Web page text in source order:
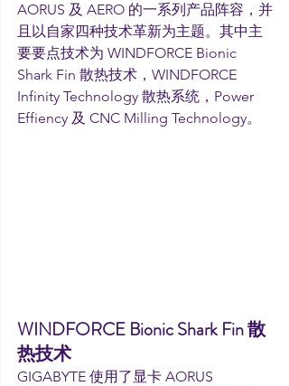
AORUS 及 AERO 的一系列产品阵容，并
且以自家四种技术革新为主题。其中主
要要点技术为 WINDFORCE Bionic
Shark Fin 散热技术，WINDFORCE
Infinity Technology 散热系统，Power
Effiency 及 CNC Milling Technology。
WINDFORCE Bionic Shark Fin 散
热技术
GIGABYTE 使用了显卡 AORUS